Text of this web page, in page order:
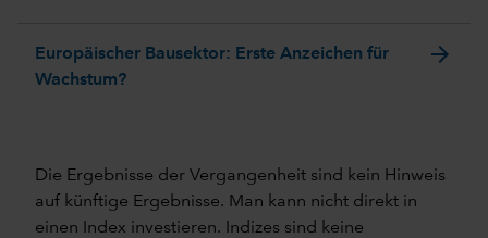
Europäischer Bausektor: Erste Anzeichen für
Wachstum?
arrow_forward
Die Ergebnisse der Vergangenheit sind kein Hinweis
auf künftige Ergebnisse. Man kann nicht direkt in
einen Index investieren. Indizes sind keine